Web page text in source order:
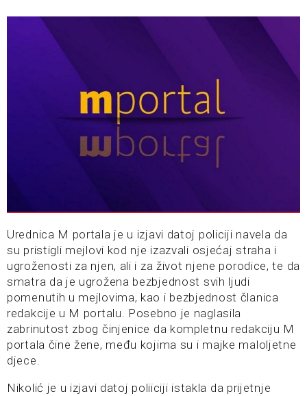
Urednica M portala je u izjavi datoj policiji navela da
su pristigli mejlovi kod nje izazvali osjećaj straha i
ugroženosti za njen, ali i za život njene porodice, te da
smatra da je ugrožena bezbjednost svih ljudi
pomenutih u mejlovima, kao i bezbjednost članica
redakcije u M portalu. Posebno je naglasila
zabrinutost zbog činjenice da kompletnu redakciju M
portala čine žene, među kojima su i majke maloljetne
djece.
Nikolić je u izjavi datoj poliiciji istakla da prijetnje